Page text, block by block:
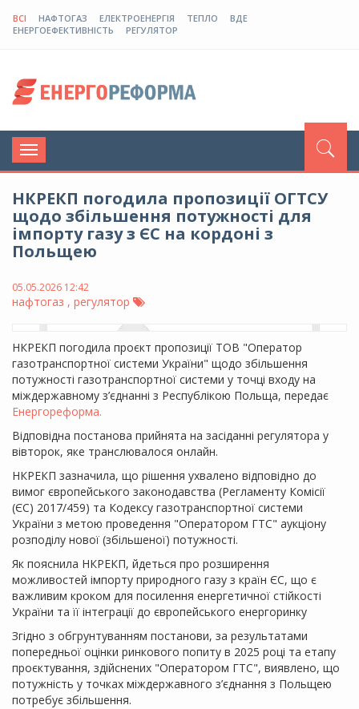
ВСІ НАФТОГАЗ ЕЛЕКТРОЕНЕРГІЯ ТЕПЛО
ВДЕ
ЕНЕРГОЕФЕКТИВНІСТЬ
РЕГУЛЯТОР
Toggle
navigation
НКРЕКП погодила пропозиції ОГТСУ
щодо збільшення потужності для
імпорту газу з ЄС на кордоні з
Польщею
05.05.2026 12:42
нафтогаз , регулятор
НКРЕКП погодила проєкт пропозиції ТОВ "Оператор
газотранспортної системи України" щодо збільшення
потужності газотранспортної системи у точці входу на
міждержавному з’єднанні з Республікою Польща, передає
Енергореформа.
Відповідна постанова прийнята на засіданні регулятора у
вівторок, яке транслювалося онлайн.
НКРЕКП зазначила, що рішення ухвалено відповідно до
вимог європейського законодавства (Регламенту Комісії
(ЄС) 2017/459) та Кодексу газотранспортної системи
України з метою проведення "Оператором ГТС" аукціону
розподілу нової (збільшеної) потужності.
Як пояснила НКРЕКП, йдеться про розширення
можливостей імпорту природного газу з країн ЄС, що є
важливим кроком для посилення енергетичної стійкості
України та її інтеграції до європейського енергоринку
Згідно з обгрунтуванням постанови, за результатами
попередньої оцінки ринкового попиту в 2025 році та етапу
проєктування, здійснених "Оператором ГТС", виявлено, що
потужність у точках міждержавного з’єднання з Польщею
потребує збільшення.